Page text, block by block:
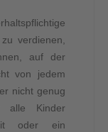
verdienen,
auf der
von jedem
nicht genug
alle Kinder
oder ein